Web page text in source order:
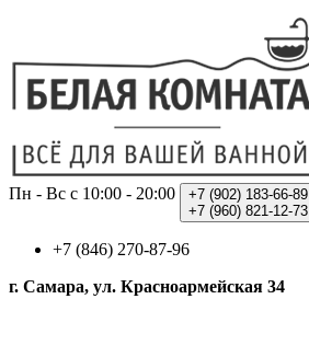
Пн - Вс с 10:00 - 20:00 +7 (902) 183-66-89
+7 (960) 821-12-73
+7 (846) 270-87-96
г. Самара, ул. Красноармейская 34